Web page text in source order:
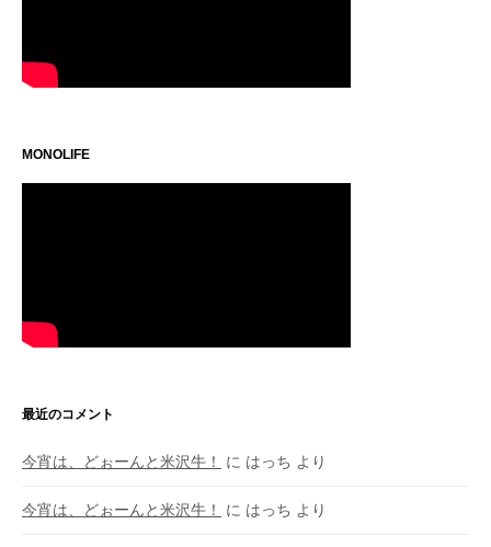
MONOLIFE
最近のコメント
今宵は、どぉーんと米沢牛！ に はっち より
今宵は、どぉーんと米沢牛！ に はっち より